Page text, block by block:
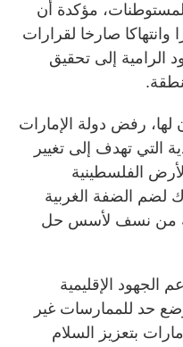
مؤكدة أن
صارخا لقرارات
الرامية إلى تحقيق
لها، رفض دولة الإمارات
التي تهدف إلى تغيير
الفلسطينية
لضم الضفة الغربية
من نسف لأسس حل
الإقليمية
حد للممارسات غير
بتعزيز السلام